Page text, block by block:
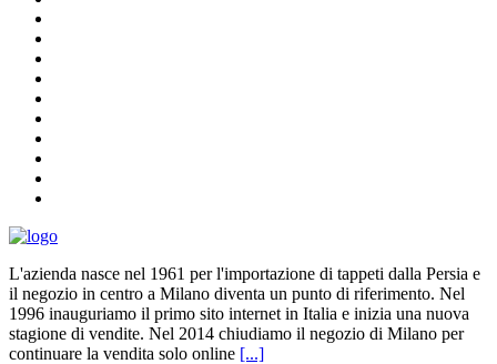
L'azienda nasce nel 1961 per l'importazione di tappeti dalla Persia e
il negozio in centro a Milano diventa un punto di riferimento. Nel
1996 inauguriamo il primo sito internet in Italia e inizia una nuova
stagione di vendite. Nel 2014 chiudiamo il negozio di Milano per
continuare la vendita solo online [...]